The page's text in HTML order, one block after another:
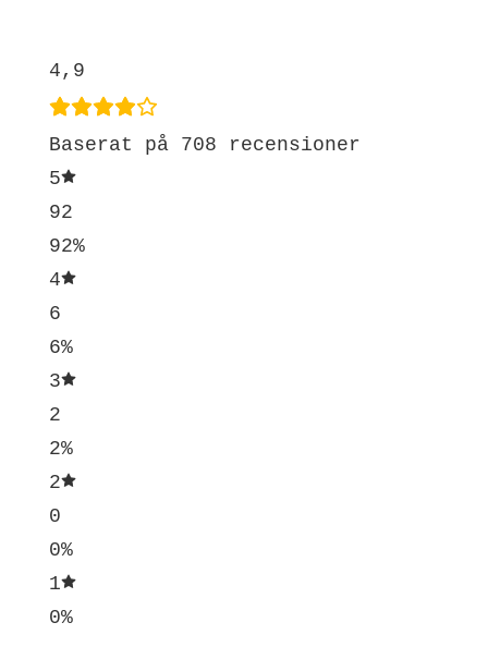
4,9
Baserat på 708 recensioner
5
92
92%
4
6
6%
3
2
2%
2
0
0%
1
0%